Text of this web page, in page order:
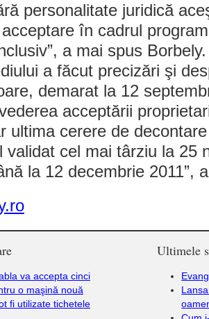
personalitate juridică
în cadrul
a mai spus Borbely.
a făcut precizări şi
demarat la 12
acceptării
ultima cerere de
validat cel mai târziu la 25
la 12 decembrie 2011”,
va accepta cinci
o maşină nouă
fi utilizate tichetele
Ultimele